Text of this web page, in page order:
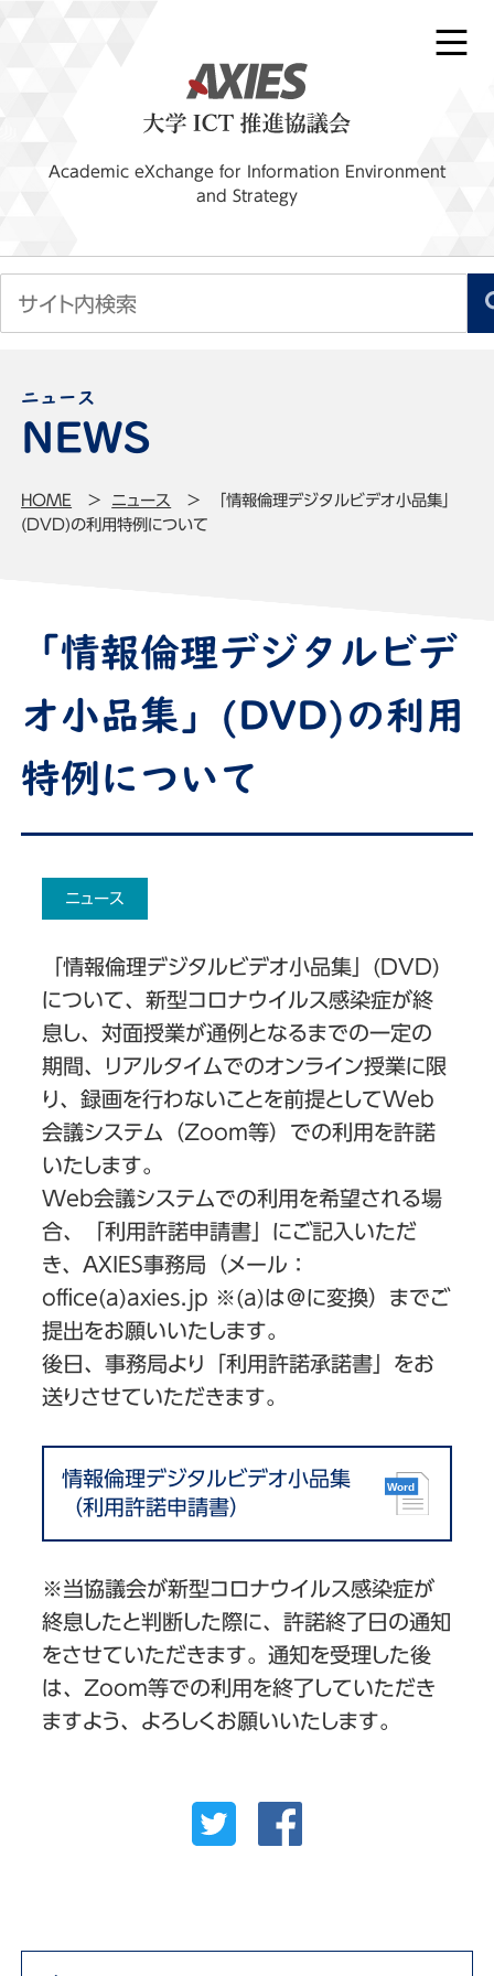
Academic eXchange for Information Environment
and Strategy
ニュース
HOME ニュース
「情報倫理デジタルビデオ小品集」
(DVD)の利用特例について
「情報倫理デジタルビデ
オ小品集」(DVD)の利用
特例について
ニュース
「情報倫理デジタルビデオ小品集」(DVD)
について、新型コロナウイルス感染症が終
息し、対面授業が通例となるまでの一定の
期間、リアルタイムでのオンライン授業に限
り、録画を行わないことを前提としてWeb
会議システム（Zoom等）での利用を許諾
いたします。
Web会議システムでの利用を希望される場
合、「利用許諾申請書」にご記入いただ
き、AXIES事務局（メール：
office(a)axies.jp ※(a)は＠に変換）までご
提出をお願いいたします。
後日、事務局より「利用許諾承諾書」をお
送りさせていただきます。
情報倫理デジタルビデオ小品集
（利用許諾申請書）
※当協議会が新型コロナウイルス感染症が
終息したと判断した際に、許諾終了日の通知
をさせていただきます。通知を受理した後
は、Zoom等での利用を終了していただき
ますよう、よろしくお願いいたします。